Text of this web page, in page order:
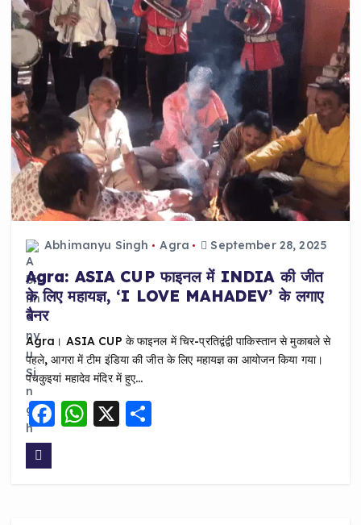
Abhimanyu Singh Agra September 28, 2025
Agra: ASIA CUP फाइनल में INDIA की जीत
के लिए महायज्ञ, ‘I LOVE MAHADEV’ के लगाए
बैनर
Agra। ASIA CUP के फाइनल में चिर-प्रतिद्वंद्वी पाकिस्तान से मुकाबले से
पहले, आगरा में टीम इंडिया की जीत के लिए महायज्ञ का आयोजन किया गया।
पंचकुइयां महादेव मंदिर में हुए…
F WX S